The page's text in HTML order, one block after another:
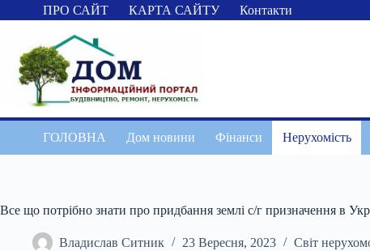
Перейти
до
ПРО САЙТ КАРТА САЙТУ Контакти
ГОЛОВНА Дом новини Фінанси Нерухомість
Все що потрібно знати про придбання землі с/г призначення в
Владислав Ситник 23 Вересня, 2023 Світ